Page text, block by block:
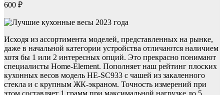
600 ₽
Исходя из ассортимента моделей, представленных на рынке,
даже в начальной категории устройства отличаются наличием
хотя бы 1 или 2 интересных опций. Это прекрасно понимают
специалисты Home-Element. Пополняет наш рейтинг плоских
кухонных весов модель HE-SC933 с чашей из закаленного
стекла и с крупным ЖК-экраном. Точность измерений при